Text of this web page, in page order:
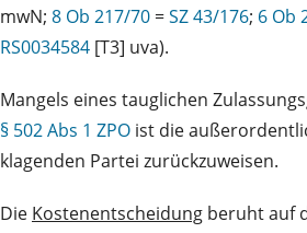
mwN; 8 Ob 217/70 =SZ 43/176; 6 Ob
RS0034584 [T3] uva).
Mangels eines tauglichen
§ 502 Abs 1 ZPO ist die
klagenden Partei zurückzuweisen.
Die Kostenentscheidung beruht auf